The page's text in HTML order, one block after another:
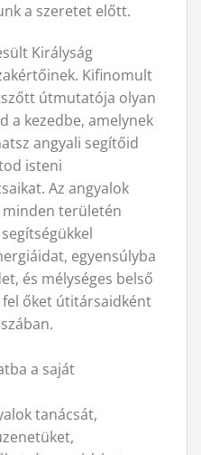
a szeretet előtt.
Királyság
Kifinomult
útmutatója olyan
a kezedbe, amelynek
angyali segítőid
isteni
Az angyalok
területén
egyensúlyba
és mélységes belső
fel őket útitársaidként
a saját
tanácsát,